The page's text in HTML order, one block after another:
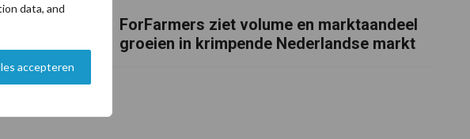
data, and
accepteren
ForFarmers ziet volume en marktaandeel
groeien in krimpende Nederlandse markt